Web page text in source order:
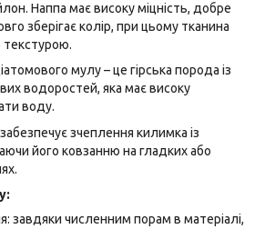
Наппа має високу міцність, добре
зберігає колір, при цьому тканина
мулу – це гірська порода із
водоростей, яка має високу
воду.
зчеплення килимка із
його ковзанню на гладких або
завдяки численним порам в матеріалі,